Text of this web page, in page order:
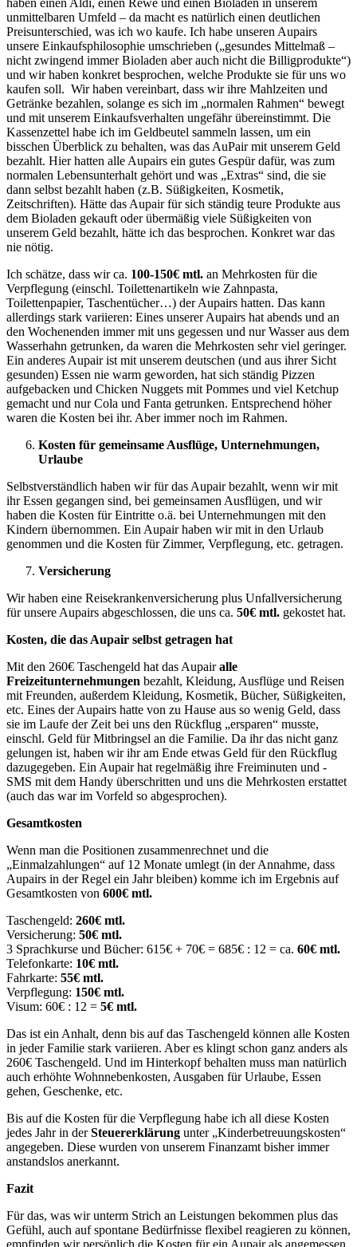
haben einen Aldi, einen Rewe und einen Bioladen in unserem
unmittelbaren Umfeld – da macht es natürlich einen deutlichen
Preisunterschied, was ich wo kaufe. Ich habe unseren Aupairs
unsere Einkaufsphilosophie umschrieben („gesundes Mittelmaß –
nicht zwingend immer Bioladen aber auch nicht die Billigprodukte“)
und wir haben konkret besprochen, welche Produkte sie für uns wo
kaufen soll. Wir haben vereinbart, dass wir ihre Mahlzeiten und
Getränke bezahlen, solange es sich im „normalen Rahmen“ bewegt
und mit unserem Einkaufsverhalten ungefähr übereinstimmt. Die
Kassenzettel habe ich im Geldbeutel sammeln lassen, um ein
bisschen Überblick zu behalten, was das AuPair mit unserem Geld
bezahlt. Hier hatten alle Aupairs ein gutes Gespür dafür, was zum
normalen Lebensunterhalt gehört und was „Extras“ sind, die sie
dann selbst bezahlt haben (z.B. Süßigkeiten, Kosmetik,
Zeitschriften). Hätte das Aupair für sich ständig teure Produkte aus
dem Bioladen gekauft oder übermäßig viele Süßigkeiten von
unserem Geld bezahlt, hätte ich das besprochen. Konkret war das
nie nötig.
Ich schätze, dass wir ca. 100-150€ mtl. an Mehrkosten für die
Verpflegung (einschl. Toilettenartikeln wie Zahnpasta,
Toilettenpapier, Taschentücher…) der Aupairs hatten. Das kann
allerdings stark variieren: Eines unserer Aupairs hat abends und an
den Wochenenden immer mit uns gegessen und nur Wasser aus dem
Wasserhahn getrunken, da waren die Mehrkosten sehr viel geringer.
Ein anderes Aupair ist mit unserem deutschen (und aus ihrer Sicht
gesunden) Essen nie warm geworden, hat sich ständig Pizzen
aufgebacken und Chicken Nuggets mit Pommes und viel Ketchup
gemacht und nur Cola und Fanta getrunken. Entsprechend höher
waren die Kosten bei ihr. Aber immer noch im Rahmen.
Kosten für gemeinsame Ausflüge, Unternehmungen,
Urlaube
Selbstverständlich haben wir für das Aupair bezahlt, wenn wir mit
ihr Essen gegangen sind, bei gemeinsamen Ausflügen, und wir
haben die Kosten für Eintritte o.ä. bei Unternehmungen mit den
Kindern übernommen. Ein Aupair haben wir mit in den Urlaub
genommen und die Kosten für Zimmer, Verpflegung, etc. getragen.
Versicherung
Wir haben eine Reisekrankenversicherung plus Unfallversicherung
für unsere Aupairs abgeschlossen, die uns ca. 50€ mtl. gekostet hat.
Kosten, die das Aupair selbst getragen hat
Mit den 260€ Taschengeld hat das Aupairalle
Freizeitunternehmungen bezahlt, Kleidung, Ausflüge und Reisen
mit Freunden, außerdem Kleidung, Kosmetik, Bücher, Süßigkeiten,
etc. Eines der Aupairs hatte von zu Hause aus so wenig Geld, dass
sie im Laufe der Zeit bei uns den Rückflug „ersparen“ musste,
einschl. Geld für Mitbringsel an die Familie. Da ihr das nicht ganz
gelungen ist, haben wir ihr am Ende etwas Geld für den Rückflug
dazugegeben. Ein Aupair hat regelmäßig ihre Freiminuten und -
SMS mit dem Handy überschritten und uns die Mehrkosten erstattet
(auch das war im Vorfeld so abgesprochen).
Gesamtkosten
Wenn man die Positionen zusammenrechnet und die
„Einmalzahlungen“ auf 12 Monate umlegt (in der Annahme, dass
Aupairs in der Regel ein Jahr bleiben) komme ich im Ergebnis auf
Gesamtkosten von 600€ mtl.
Taschengeld: 260€ mtl.
Versicherung: 50€ mtl.
3 Sprachkurse und Bücher: 615€ + 70€ = 685€ : 12 = ca. 60€ mtl.
Telefonkarte: 10€ mtl.
Fahrkarte: 55€ mtl.
Verpflegung: 150€ mtl.
Visum: 60€ : 12 = 5€ mtl.
Das ist ein Anhalt, denn bis auf das Taschengeld können alle Kosten
in jeder Familie stark variieren. Aber es klingt schon ganz anders als
260€ Taschengeld. Und im Hinterkopf behalten muss man natürlich
auch erhöhte Wohnnebenkosten, Ausgaben für Urlaube, Essen
gehen, Geschenke, etc.
Bis auf die Kosten für die Verpflegung habe ich all diese Kosten
jedes Jahr in derSteuererklärung unter „Kinderbetreuungskosten“
angegeben. Diese wurden von unserem Finanzamt bisher immer
anstandslos anerkannt.
Fazit
Für das, was wir unterm Strich an Leistungen bekommen plus das
Gefühl, auch auf spontane Bedürfnisse flexibel reagieren zu können,